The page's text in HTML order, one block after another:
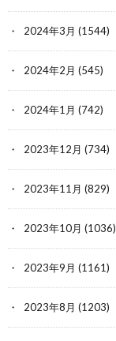
2024年3月 (1544)
2024年2月 (545)
2024年1月 (742)
2023年12月 (734)
2023年11月 (829)
2023年10月 (1036)
2023年9月 (1161)
2023年8月 (1203)